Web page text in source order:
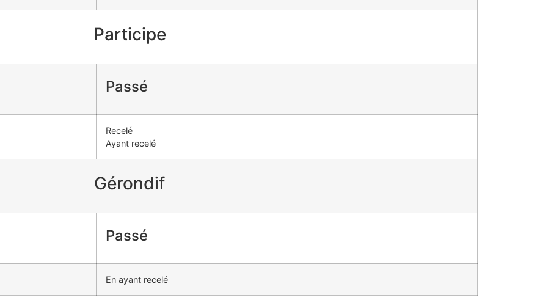
Participe
Passé
Recelé
Ayant recelé
Gérondif
Passé
En ayant recelé